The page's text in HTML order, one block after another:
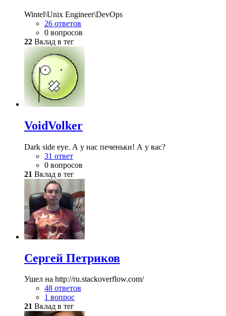
Wintel\Unix Engineer\DevOps
26 ответов
0 вопросов
22 Вклад в тег
VoidVolker
Dark side eye. А у нас печеньки! А у вас?
31 ответ
0 вопросов
21 Вклад в тег
Сергей Петриков
Ушел на http://ru.stackoverflow.com/
48 ответов
1 вопрос
21 Вклад в тег